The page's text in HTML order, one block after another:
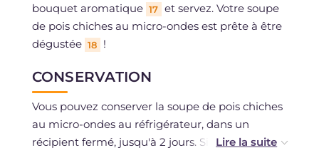
bouquet aromatique 17 et servez. Votre soupe
de pois chiches au micro-ondes est prête à être
dégustée 18 !
CONSERVATION
Vous pouvez conserver la soupe de pois chiches
au micro-ondes au réfrigérateur, dans un
récipient fermé, jusqu'à 2 jours. Si vous avez des